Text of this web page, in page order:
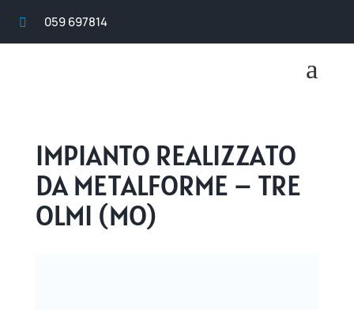
 059 697814
a
IMPIANTO REALIZZATO
DA METALFORME – TRE
OLMI (MO)